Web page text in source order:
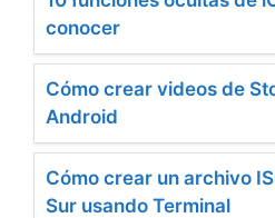
conocer
Cómo crear videos de
Android
Cómo crear un archivo
Sur usando Terminal